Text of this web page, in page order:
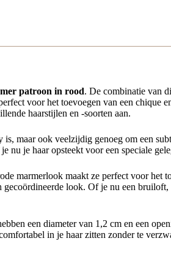
patroon in rood. De combinatie van
voor het toevoegen van een chique
haarstijlen en -soorten aan.
maar ook veelzijdig genoeg om een
nu je haar opsteekt voor een speciale
marmerlook maakt ze perfect voor het
look. Of je nu een
een diameter van 1,2 cm en een
in je haar zitten zonder te